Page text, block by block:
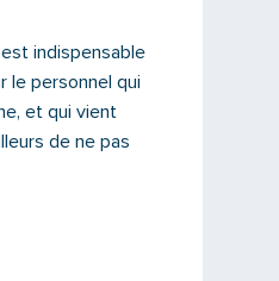
indispensable
le personnel qui
et qui vient
de ne pas